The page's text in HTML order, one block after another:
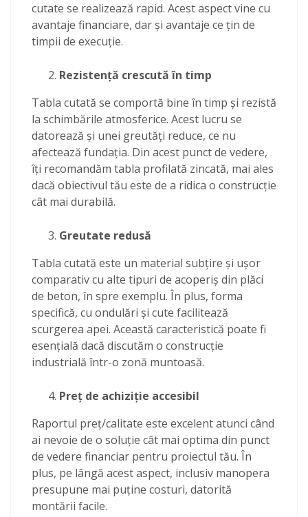
cutate se realizează rapid. Acest aspect vine cu
avantaje financiare, dar și avantaje ce țin de
timpii de execuție.
Rezistență crescută în timp
Tabla cutată se comportă bine în timp și rezistă
la schimbările atmosferice. Acest lucru se
datorează și unei greutăți reduce, ce nu
afectează fundația. Din acest punct de vedere,
îți recomandăm tabla profilată zincată, mai ales
dacă obiectivul tău este de a ridica o construcție
cât mai durabilă.
Greutate redusă
Tabla cutată este un material subțire și ușor
comparativ cu alte tipuri de acoperiș din plăci
de beton, în spre exemplu. În plus, forma
specifică, cu ondulări și cute facilitează
scurgerea apei. Această caracteristică poate fi
esențială dacă discutăm o construcție
industrială într-o zonă muntoasă.
Preț de achiziție accesibil
Raportul preț/calitate este excelent atunci când
ai nevoie de o soluție cât mai optima din punct
de vedere financiar pentru proiectul tău. În
plus, pe lângă acest aspect, inclusiv manopera
presupune mai puține costuri, datorită
montării facile.